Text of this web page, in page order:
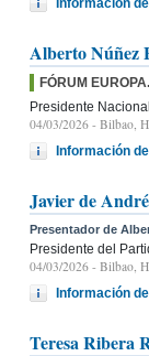
Información
Alberto Núñez
FÓRUM
Presidente
04/03/2026 - Bilbao,
Información
Javier de
Presentador de
Presidente del
04/03/2026 - Bilbao,
Información
Teresa Ribera